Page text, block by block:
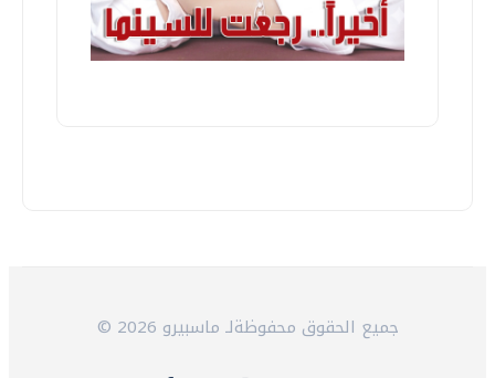
© 2026 جميع الحقوق محفوظةلـ ماسبيرو